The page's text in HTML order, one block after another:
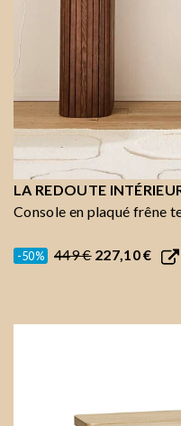
LA REDOUTE
Console en plaqué frêne
-50% 449 € 227,10 €